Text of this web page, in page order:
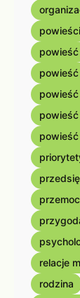
powieść
relacje
rodzina